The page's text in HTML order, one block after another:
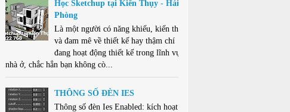
Học Sketchup tại Kiến Thụy - Hải
Phòng
Là một người có năng khiếu, kiến thức
và đam mê về thiết kế hay thậm chí
đang hoạt động thiết kế trong lĩnh vực
nhà ở, chắc hẳn bạn không cò...
THÔNG SỐ ĐÈN IES
Thông số đèn Ies Enabled: kích hoạt -